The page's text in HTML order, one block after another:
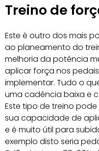
Treino de
Este é outro dos mais
ao planeamento do
melhoria da potência
aplicar força nos
implementar. Tudo o
uma cadência baixa e
Este tipo de treino
sua capacidade de
e é muito útil para
exemplo disto seria